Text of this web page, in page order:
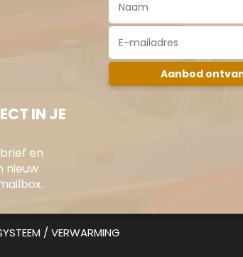
IN JE
en
nieuw
/ VERWARMING